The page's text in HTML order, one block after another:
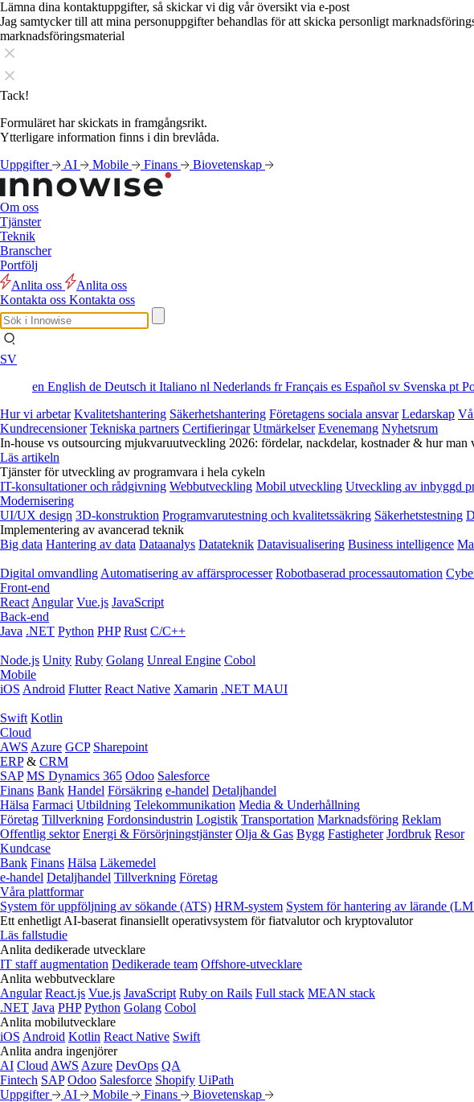
Lämna dina kontaktuppgifter, så skickar vi dig vår översikt via e-post
Jag samtycker till att mina personuppgifter behandlas för att skicka personligt
marknadsföringsmaterial
Tack!
Formuläret har skickats in framgångsrikt.
Ytterligare information finns i din brevlåda.
Uppgifter
AI Mobile Finans Biovetenskap
Om oss
Tjänster
Teknik
Branscher
Portfölj
Anlita oss
Anlita oss
Kontakta oss Kontakta oss
SV
en English de Deutsch it Italiano nl Nederlands frFrançais es Español sv Svenska pt
Hur vi arbetar Kvalitetshantering Säkerhetshantering Företagens sociala ansvar Ledarskap
Kundrecensioner Tekniska partners Certifieringar Utmärkelser Evenemang Nyhetsrum
In-house vs outsourcing mjukvaruutveckling 2026: fördelar, nackdelar, kostnader & hur man
Läs artikeln
Tjänster för utveckling av programvara i hela cykeln
IT-konsultationer och rådgivning Webbutveckling Mobil utveckling Utveckling av inbyggd
Modernisering
UI/UX design 3D-konstruktion Programvarutestning och kvalitetssäkring Säkerhetstestning
Implementering av avancerad teknik
Big data Hantering av data Dataanalys Datateknik Datavisualisering Business intelligence
Digital omvandling Automatisering av affärsprocesser Robotbaserad processautomation
Front-end
React Angular Vue.js JavaScript
Back-end
Java .NET Python PHP Rust C/C++
Node.js Unity Ruby Golang Unreal Engine Cobol
Mobile
iOS Android Flutter React Native Xamarin .NET MAUI
Swift Kotlin
Cloud
AWS Azure GCP Sharepoint
ERP& CRM
SAP MS Dynamics 365 Odoo Salesforce
Finans Bank Handel Försäkring e‑handel Detaljhandel
Hälsa Farmaci Utbildning Telekommunikation Media & Underhållning
Företag Tillverkning Fordonsindustrin Logistik Transportation Marknadsföring Reklam
Offentlig sektor Energi & Försörjningstjänster Olja & Gas Bygg Fastigheter Jordbruk Resor
Kundcase
Bank Finans Hälsa Läkemedel
e‑handel Detaljhandel Tillverkning Företag
Våra plattformar
System för uppföljning av sökande (ATS) HRM-system System för hantering av lärande
Ett enhetligt AI-baserat finansiellt operativsystem för fiatvalutor och kryptovalutor
Läs fallstudie
Anlita dedikerade utvecklare
IT staff augmentation Dedikerade team Offshore-utvecklare
Anlita webbutvecklare
Angular React.js Vue.js JavaScript Ruby on Rails Full stack MEAN stack
.NET Java PHP Python Golang Cobol
Anlita mobilutvecklare
iOS Android Kotlin React Native Swift
Anlita andra ingenjörer
AI Cloud AWS Azure DevOps QA
Fintech SAP Odoo Salesforce Shopify UiPath
Uppgifter
AI Mobile Finans Biovetenskap